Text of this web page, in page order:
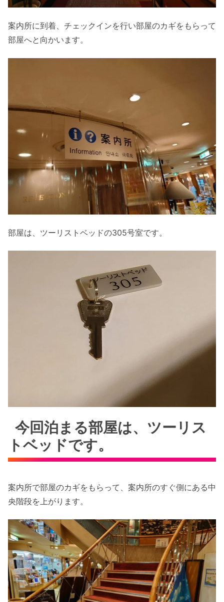
案内所に到着、チェックインを行い部屋のカギをもらって
部屋へと向かいます。
部屋は、ツーリストベッドの305号室です。
今回泊まる部屋は、ツーリス
トベッドです。
案内所で部屋のカギをもらって、案内所のすぐ側にある中
央階段を上がります。